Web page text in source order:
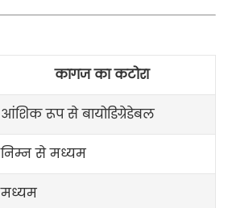
कागज का कटोरा
आंशिक रूप से बायोडिग्रेडेबल
निम्न से मध्यम
मध्यम